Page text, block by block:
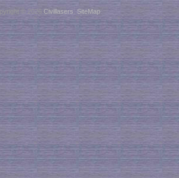
© 2026Civillasers SiteMap